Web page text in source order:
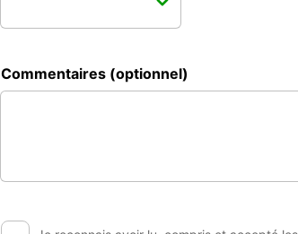
Commentaires (optionnel)